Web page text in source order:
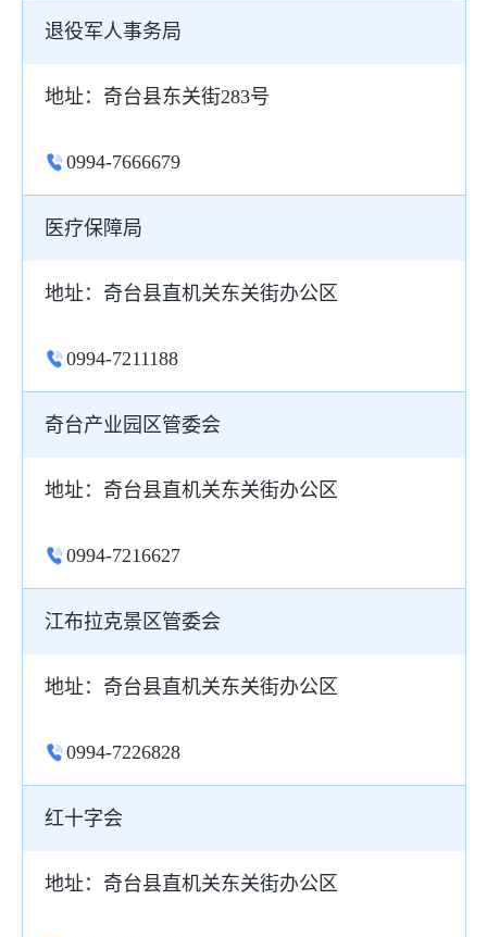
退役军人事务局
地址：奇台县东关街283号
0994-7666679
医疗保障局
地址：奇台县直机关东关街办公区
0994-7211188
奇台产业园区管委会
地址：奇台县直机关东关街办公区
0994-7216627
江布拉克景区管委会
地址：奇台县直机关东关街办公区
0994-7226828
红十字会
地址：奇台县直机关东关街办公区